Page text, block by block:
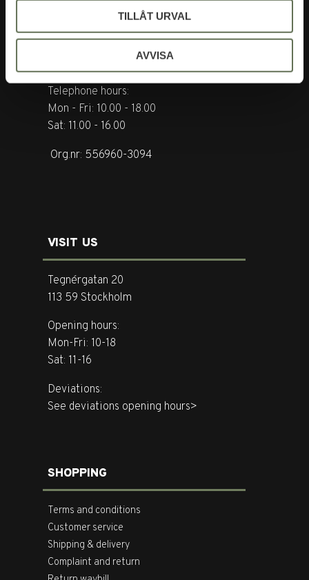
TILLÅT URVAL
AVVISA
CONTACT US
E-mail. info@garderoben.se
Telephone hours:
Mon - Fri: 10.00 - 18.00
Sat: 11.00 - 16.00
Org.nr: 556960-3094
VISIT US
Tegnérgatan 20
113 59 Stockholm
Opening hours:
Mon-Fri: 10-18
Sat: 11-16
Deviations:
See deviations opening hours>
SHOPPING
Terms and conditions
Customer service
Shipping & delivery
Complaint and return